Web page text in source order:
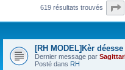
619 résultats trouvés
[RH MODEL]Kèr
Dernier message par
Posté dans RH